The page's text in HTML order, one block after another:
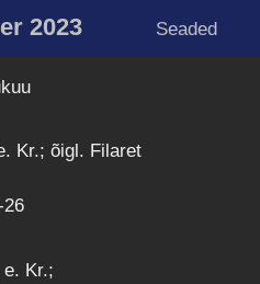
2023 Seaded
Kr.; õigl. Filaret
26
Kr.;